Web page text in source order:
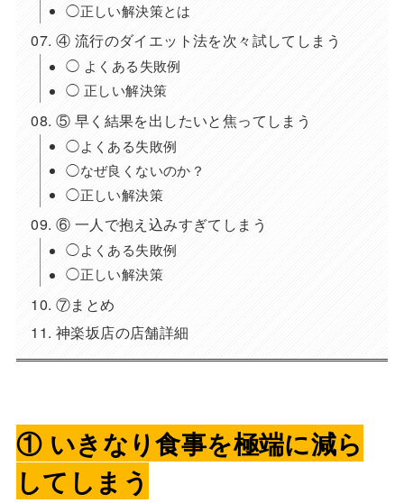
◯正しい解決策とは
④ 流行のダイエット法を次々試してしまう
◯ よくある失敗例
◯ 正しい解決策
⑤ 早く結果を出したいと焦ってしまう
◯よくある失敗例
◯なぜ良くないのか？
◯正しい解決策
⑥ 一人で抱え込みすぎてしまう
◯よくある失敗例
◯正しい解決策
⑦まとめ
神楽坂店の店舗詳細
① いきなり食事を極端に減ら
してしまう